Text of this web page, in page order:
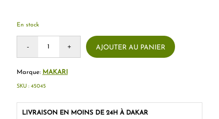
En stock
AJOUTER AU PANIER
Marque: MAKARI
LIVRAISON EN MOINS DE 24H À DAKAR
SKU : 45045